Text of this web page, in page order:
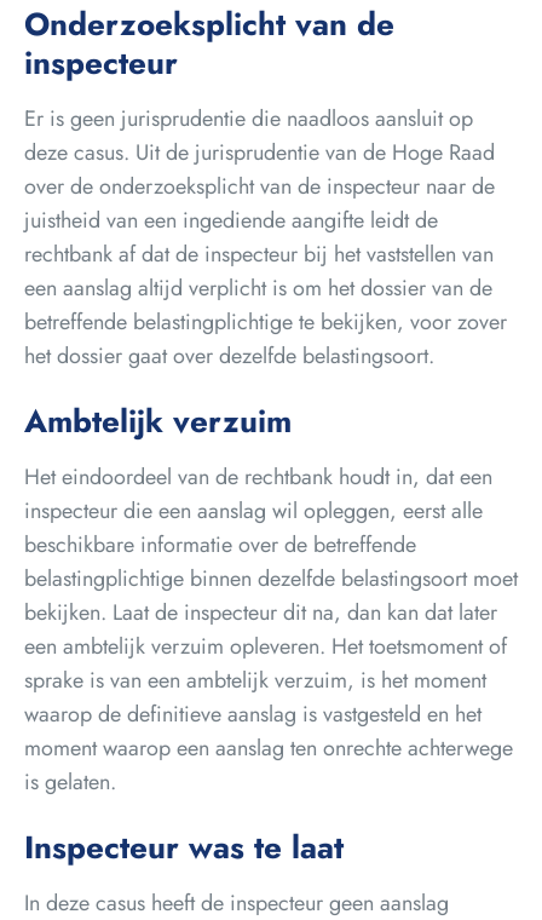
Onderzoeksplicht van de
inspecteur
Er is geen jurisprudentie die naadloos aansluit op
deze casus. Uit de jurisprudentie van de Hoge Raad
over de onderzoeksplicht van de inspecteur naar de
juistheid van een ingediende aangifte leidt de
rechtbank af dat de inspecteur bij het vaststellen van
een aanslag altijd verplicht is om het dossier van de
betreffende belastingplichtige te bekijken, voor zover
het dossier gaat over dezelfde belastingsoort.
Ambtelijk verzuim
Het eindoordeel van de rechtbank houdt in, dat een
inspecteur die een aanslag wil opleggen, eerst alle
beschikbare informatie over de betreffende
belastingplichtige binnen dezelfde belastingsoort moet
bekijken. Laat de inspecteur dit na, dan kan dat later
een ambtelijk verzuim opleveren. Het toetsmoment of
sprake is van een ambtelijk verzuim, is het moment
waarop de definitieve aanslag is vastgesteld en het
moment waarop een aanslag ten onrechte achterwege
is gelaten.
Inspecteur was te laat
In deze casus heeft de inspecteur geen aanslag